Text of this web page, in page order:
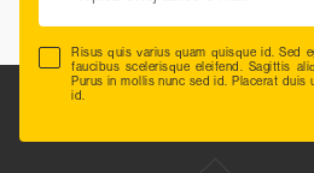
Risus quis varius quam quisque id. Sed
faucibus scelerisque eleifend. Sagittis
Purus in mollis nunc sed id. Placerat
id.